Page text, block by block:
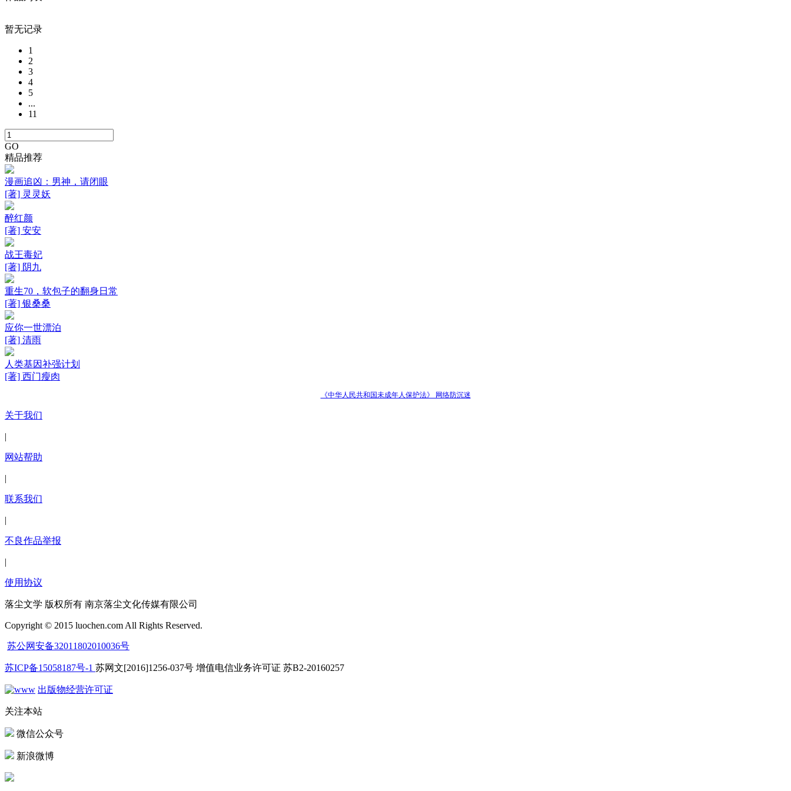
暂无记录
1
2
3
4
5
...
11
GO
精品推荐
漫画追凶：男神，请闭眼
[著] 灵灵妖
醉红颜
[著] 安安
战王毒妃
[著] 阴九
重生70，软包子的翻身日常
[著] 银桑桑
应你一世漂泊
[著] 清雨
人类基因补强计划
[著] 西门瘦肉
《中华人民共和国未成年人保护法》 网络防沉迷
关于我们
|
网站帮助
|
联系我们
|
不良作品举报
|
使用协议
落尘文学 版权所有 南京落尘文化传媒有限公司
Copyright © 2015 luochen.com All Rights Reserved.
苏公网安备32011802010036号
苏ICP备15058187号-1 苏网文[2016]1256-037号 增值电信业务许可证 苏B2-20160257
出版物经营许可证
关注本站
微信公众号
新浪微博